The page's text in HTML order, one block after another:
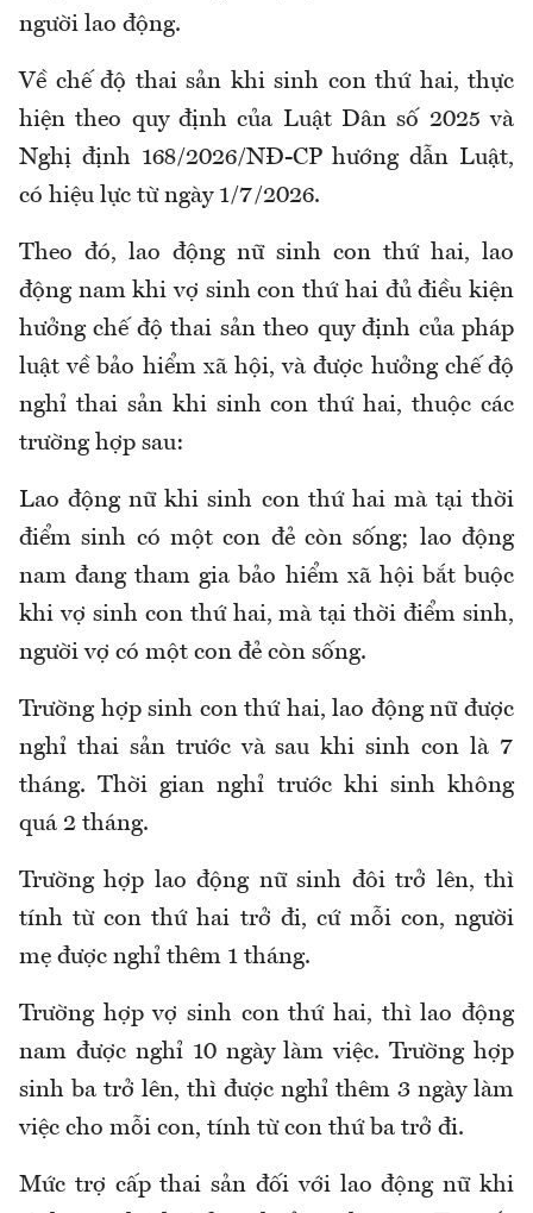
người lao động.
Về chế độ thai sản khi sinh con thứ hai, thực
hiệntheo quy địnhcủa Luật Dân số 2025 và
Nghị định 168/2026/NĐ-CP hướng dẫn Luật,
có hiệu lực từ ngày 1/7/2026.
Theo đó, lao động nữ sinh con thứ hai, lao
động nam khi vợ sinh con thứ hai đủ điều kiện
hưởng chế độ thai sản theo quy định của pháp
luật về bảo hiểm xã hội,và được hưởng chế độ
nghỉ thai sản khi sinh con thứ hai, thuộc các
trường hợp sau:
Lao động nữ khi sinh con thứ hai mà tại thời
điểm sinh có một con đẻ còn sống; lao động
nam đang tham gia bảo hiểm xã hội bắt buộc
khi vợ sinh con thứ hai, mà tại thời điểm sinh,
người vợ có một con đẻ còn sống.
Trường hợp sinh con thứ hai, lao động nữ được
nghỉ thai sản trước và sau khi sinh con là 7
tháng. Thời gian nghỉ trước khi sinh không
quá 2 tháng.
Trường hợp lao động nữ sinh đôi trở lên, thì
tính từ con thứ hai trở đi, cứ mỗi con, người
mẹ được nghỉ thêm 1 tháng.
Trường hợp vợ sinh con thứ hai, thì lao động
nam được nghỉ 10 ngày làm việc. Trường hợp
sinh ba trở lên, thì được nghỉ thêm 3 ngày làm
việc cho mỗi con, tính từ con thứ ba trở đi.
Mức trợ cấp thai sảnđối với lao động nữ khi